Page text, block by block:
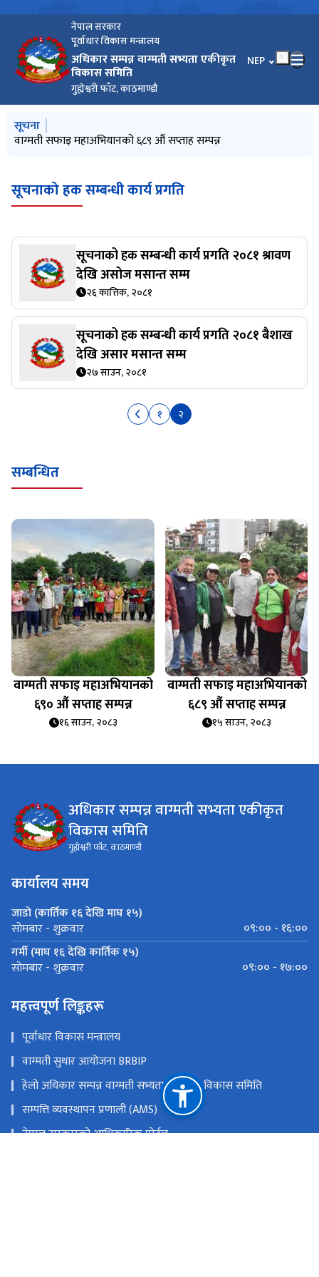
नेपाल सरकार
पूर्वाधार विकास मन्त्रालय
अधिकार सम्पन्न वाग्मती सभ्यता एकीकृत
विकास समिति
गुह्येश्वरी फाँट, काठमाण्डौ
भाषा चयन गर्नुहोस्
NEP
मुख्य नेभिगेसनमा जानुहोस्
सूचना
वाग्मती सफाइ महाअभियानको ६९० औं सप्ताह सम्पन्न
वाग्मती सफाइ महाअभियानको ६८९ औं सप्ताह सम्पन्न
वागमती कार्य योजना २०८२-२१०२
वाग्मती सफाइ महाअभियानको ६८८ औं सप्ताह सम्पन्न
पानी परिक्षण प्रतिवेदन जेठ २०८३
सूचनाको हक सम्बन्धी कार्य प्रगति
सूचनाको हक सम्बन्धी कार्य प्रगति २०८१ श्रावण
देखि असोज मसान्त सम्म
२६ कात्तिक, २०८१
सूचनाको हक सम्बन्धी कार्य प्रगति २०८१ बैशाख
देखि असार मसान्त सम्म
२७ साउन, २०८१
१ २
सम्बन्धित
वाग्मती सफाइ महाअभियानको
६९० औं सप्ताह सम्पन्न
१६ साउन, २०८३
वाग्मती सफाइ महाअभियानको
६८९ औं सप्ताह सम्पन्न
१५ साउन, २०८३
अधिकार सम्पन्न वाग्मती सभ्यता एकीकृत
विकास समिति
गुह्येश्वरी फाँट, काठमाण्डौ
कार्यालय समय
जाडो (कार्तिक १६ देखि माघ १५)
सोमबार - शुक्रवार
०९:०० - १६:००
गर्मी (माघ १६ देखि कार्तिक १५)
सोमबार - शुक्रवार ०९:०० - १७:००
महत्त्वपूर्ण लिङ्कहरू
पूर्वाधार विकास मन्त्रालय
वाग्मती सुधार आयोजना BRBIP
हेलो अधिकार सम्पन्न वाग्मती सभ्यता एकीकृत विकास समिति
सम्पत्ति व्यवस्थापन प्रणाली (AMS)
नेपाल सरकारको आधिकारिक पोर्टल